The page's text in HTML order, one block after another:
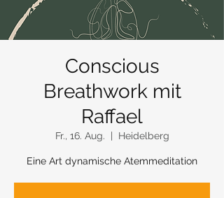
Conscious
Breathwork mit
Raffael
Fr., 16. Aug. Heidelberg
Eine Art dynamische Atemmeditation